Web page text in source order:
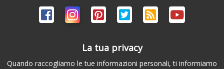
La tua privacy
Quando raccogliamo le tue informazioni personali, ti informiamo